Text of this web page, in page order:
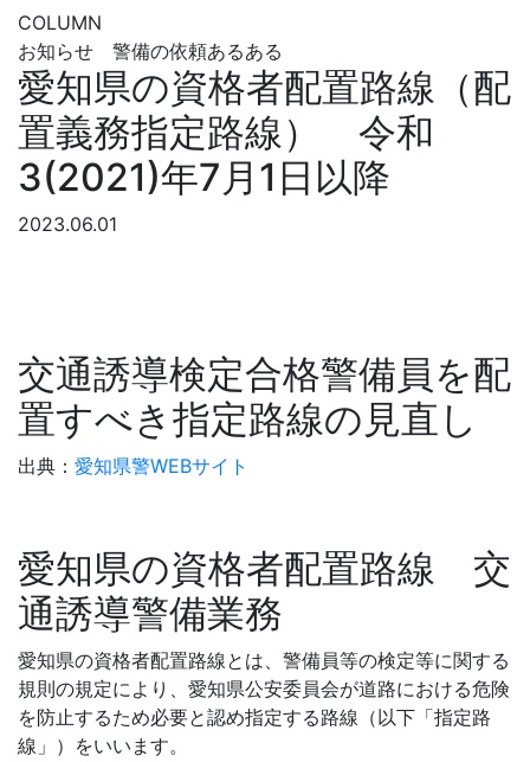
COLUMN
お知らせ 警備の依頼あるある
愛知県の資格者配置路線（配
置義務指定路線） 令和
3(2021)年7月1日以降
2023.06.01
交通誘導検定合格警備員を配
置すべき指定路線の見直し
出典： 愛知県警WEBサイト
愛知県の資格者配置路線 交
通誘導警備業務
愛知県の資格者配置路線とは、警備員等の検定等に関する
規則の規定により、愛知県公安委員会が道路における危険
を防止するため必要と認め指定する路線（以下「指定路
線」）をいいます。